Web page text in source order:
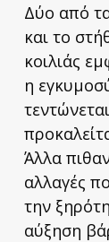
Δύο από τα
και το
κοιλιάς
η
Άλλα
αλλαγές
την
αύξηση